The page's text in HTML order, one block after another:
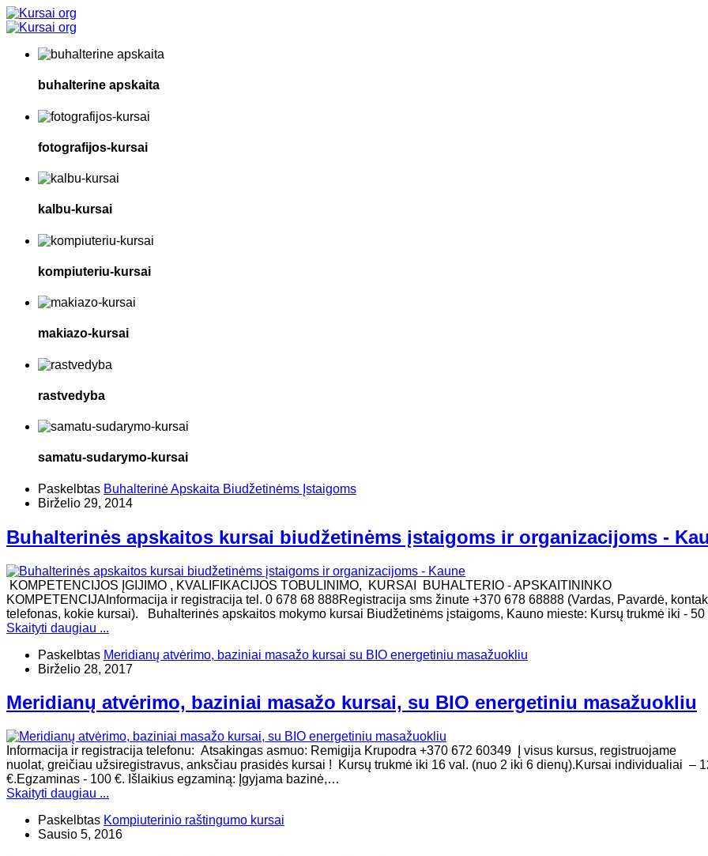
buhalterine apskaita
fotografijos-kursai
kalbu-kursai
kompiuteriu-kursai
makiazo-kursai
rastvedyba
samatu-sudarymo-kursai
Paskelbtas Buhalterinė Apskaita Biudžetinėms Įstaigoms
Birželio 29, 2014
Buhalterinės apskaitos kursai biudžetinėms įstaigoms ir organizacijoms -
KOMPETENCIJOS ĮGIJIMO , KVALIFIKACIJOS TOBULINIMO, KURSAI BUHALTERIO - APSKAITININKO
KOMPETENCIJAInformacija ir registracija tel. 0 678 68 888Registracija sms žinute +370 678 68888 (Vardas, Pavardė,
telefonas, kokie kursai). Buhalterinės apskaitos mokymo kursai Biudžetinėms įstaigoms, Kauno mieste: Kursų trukmė iki -
Skaityti daugiau ...
Paskelbtas Meridianų atvėrimo, baziniai masažo kursai su BIO energetiniu masažuokliu
Birželio 28, 2017
Meridianų atvėrimo, baziniai masažo kursai, su BIO energetiniu masažuokliu
Informacija ir registracija telefonu: Atsakingas asmuo: Remigija Krupodra +370 672 60349 Į visus kursus, registruojame
nuolat, greičiau užsiregistravus, anksčiau prasidės kursai ! Kursų trukmė iki 16 val. (nuo 2 iki 6 dienų).Kursai individualiai –
€.Egzaminas - 100 €. Išlaikius egzaminą: Įgyjama bazinė,…
Skaityti daugiau ...
Paskelbtas Kompiuterinio raštingumo kursai
Sausio 5, 2016